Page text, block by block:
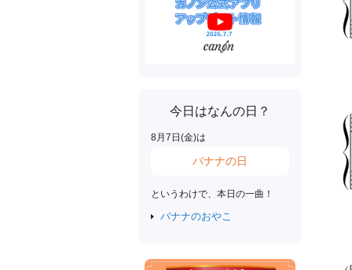
今日はなんの日？
8月 7 日(金)は
バナナの日
というわけで、本日の一曲！
バナナのおやこ